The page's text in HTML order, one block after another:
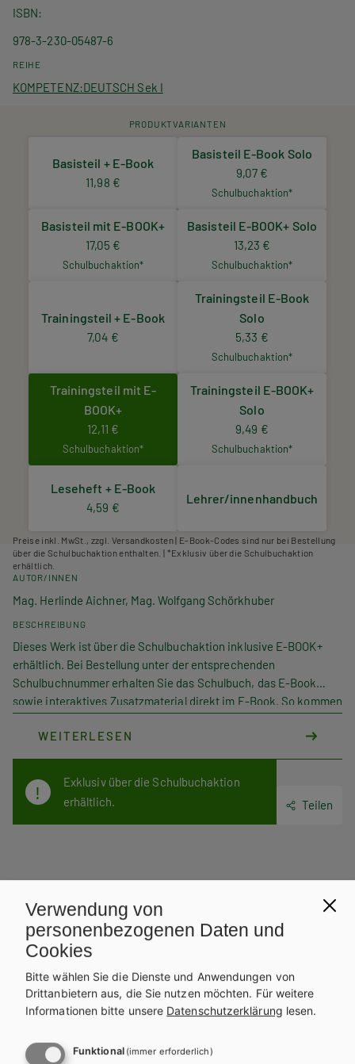
ISBN
978-3-230-05487-6
REIHE
KOMPETENZ:DEUTSCH Sek I
PRODUKTVARIANTEN
Basisteil + E-Book
11,98 €
Basisteil E-Book Solo
9,07 €
Schulbuchaktion*
Basisteil mit E-BOOK+
17,05 €
Schulbuchaktion*
Basisteil E-BOOK+ Solo
13,23 €
Schulbuchaktion*
Trainingsteil + E-Book
7,04 €
Trainingsteil E-Book
Solo
5,33 €
Schulbuchaktion*
Trainingsteil mit E-
BOOK+
12,11 €
Schulbuchaktion*
Trainingsteil E-BOOK+
Solo
9,49 €
Schulbuchaktion*
Leseheft + E-Book
4,59 €
Lehrer/innenhandbuch
Preise inkl. MwSt., zzgl. Versandkosten | E-Book-Codes sind nur bei Bestellung
über die Schulbuchaktion enthalten. | *Exklusiv über die Schulbuchaktion
erhältlich.
AUTOR/INNEN
Mag. Herlinde Aichner, Mag. Wolfgang Schörkhuber
BESCHREIBUNG
Dieses Werk ist über die Schulbuchaktion inklusive E-BOOK+
erhältlich. Bei Bestellung unter der entsprechenden
Schulbuchnummer erhalten Sie das Schulbuch, das E-Book
sowie interaktives Zusatzmaterial direkt im E-Book. So kommen
erhalten Sie einen individuellen Zugangscode. Dieser kann auf
digi4school.at eingelöst werden. Das E-BOOK+ wird dort Ihrem
WEITERLESEN
Exklusiv über die Schulbuchaktion
erhältlich.
Teilen
Schulbuchreihe
Verwendung von
personenbezogenen Daten und
Cookies
Bitte wählen Sie die Dienste und Anwendungen von
Drittanbietern aus, die Sie nutzen möchten. Für weitere
Informationen bitte unsere Datenschutzerklärung lesen.
Funktional (immer erforderlich)